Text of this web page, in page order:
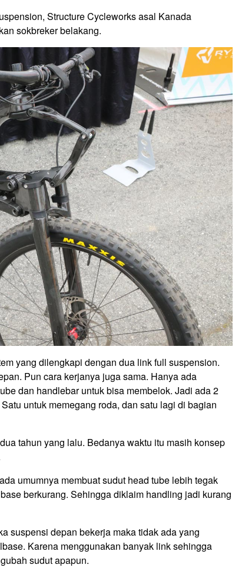
Structure Cycleworks asal Kanada
sokbreker belakang.
yang dilengkapi dengan dua link full suspension.
Pun cara kerjanya juga sama. Hanya ada
dan handlebar untuk bisa membelok. Jadi ada 2
untuk memegang roda, dan satu lagi di bagian
tahun yang lalu. Bedanya waktu itu masih konsep
umumnya membuat sudut head tube lebih tegak
berkurang. Sehingga diklaim handling jadi kurang
suspensi depan bekerja maka tidak ada yang
Karena menggunakan banyak link sehingga
sudut apapun.